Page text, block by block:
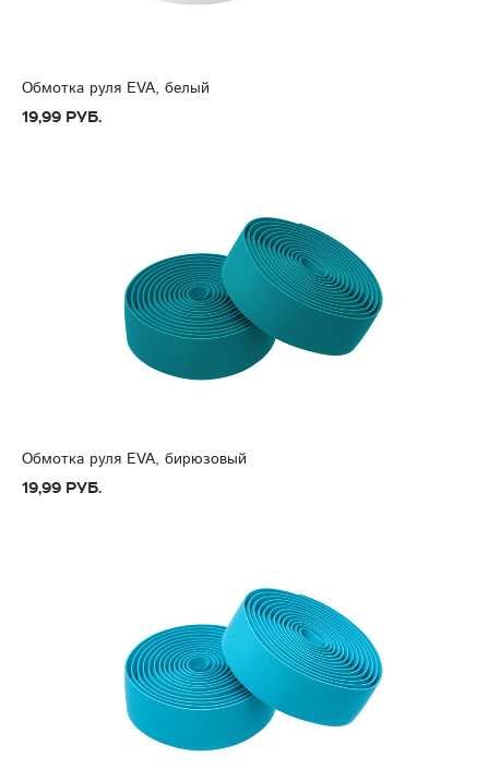
Обмотка руля EVA, белый
19,99 руб.
Обмотка руля EVA, бирюзовый
19,99 руб.